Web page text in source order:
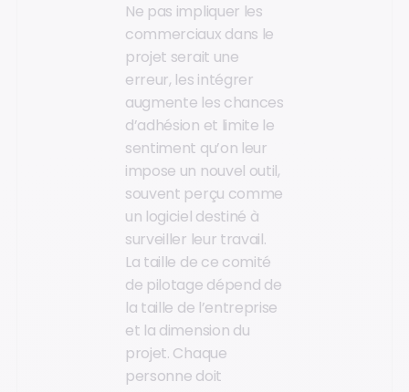
Ne pas impliquer les
commerciaux dans le
projet serait une
erreur, les intégrer
augmente les chances
d’adhésion et limite le
sentiment qu’on leur
impose un nouvel outil,
souvent perçu comme
un logiciel destiné à
surveiller leur travail.
La taille de ce comité
de pilotage dépend de
la taille de l’entreprise
et la dimension du
projet. Chaque
personne doit